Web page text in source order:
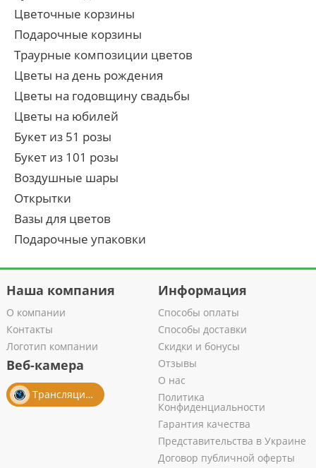
Цветочные корзины
Подарочные корзины
Траурные композиции цветов
Цветы на день рождения
Цветы на годовщину свадьбы
Цветы на юбилей
Букет из 51 розы
Букет из 101 розы
Воздушные шары
Открытки
Вазы для цветов
Подарочные упаковки
Наша компания
О компании
Контакты
Логотип компании
Веб-камера
Трансляция из салона
Информация
Способы оплаты
Способы доставки
Скидки и бонусы
Отзывы
О нас
Политика
Конфиденциальности
Гарантия качества
Представительства в Украине
Договор публичной оферты